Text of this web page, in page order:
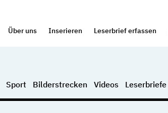
Über uns Inserieren Leserbrief erfassen
Sport Bilderstrecken Videos Leserbriefe